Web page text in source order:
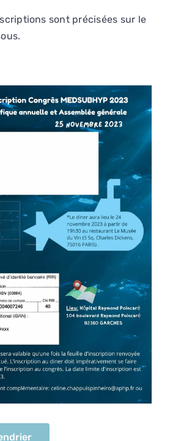
sont précisées sur le